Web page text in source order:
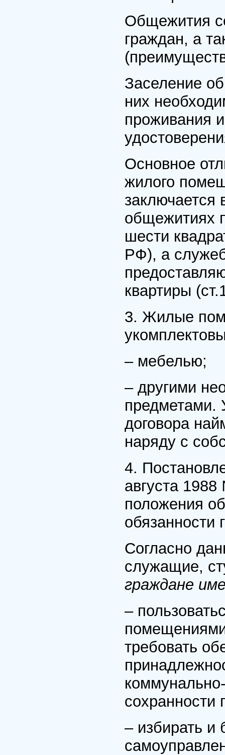
Общежития
граждан, а
Заселение
них
проживания
Основное
жилого
общежитиях
шести
РФ), а
квартиры
3. Жилые
– мебелью;
– другими
предметами.
договора
наряду с
4.
августа
положения
Согласно
служащие,
граждане
–
помещениями
требовать
– избирать и